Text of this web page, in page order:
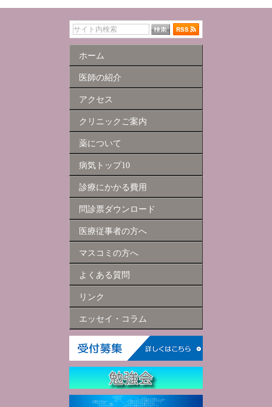
ホーム
医師の紹介
アクセス
クリニックご案内
薬について
病気トップ10
診療にかかる費用
問診票ダウンロード
医療従事者の方へ
マスコミの方へ
よくある質問
リンク
エッセイ・コラム